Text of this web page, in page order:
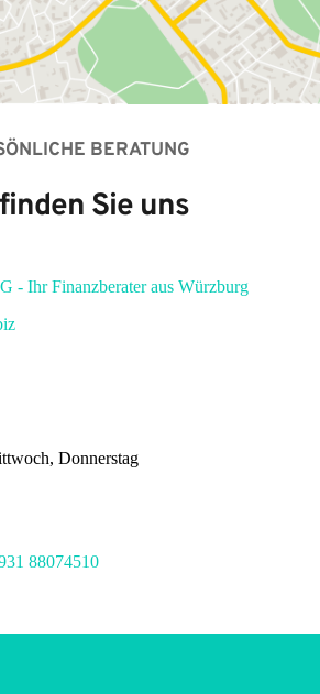
BERATUNG
Sie uns
- Ihr Finanzberater aus Würzburg
Donnerstag
88074510